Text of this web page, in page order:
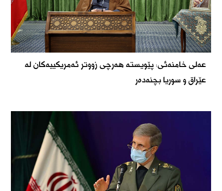
عەلی خامنەئی: پێویستە هەرچی زووتر ئەمریکییەکان لە
عێراق و سوریا بچنەدەر